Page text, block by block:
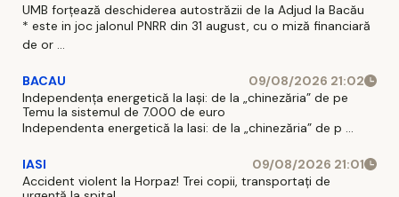
UMB forțează deschiderea autostrăzii de la Adjud la Bacău
* este in joc jalonul PNRR din 31 august, cu o miză financiară
de or ...
BACAU
09/08/2026 21:02
Independența energetică la Iași: de la „chinezăria” de pe
Temu la sistemul de 7.000 de euro
Independenta energetică la Iasi: de la „chinezăria” de p ...
IASI
09/08/2026 21:01
Accident violent la Horpaz! Trei copii, transportați de